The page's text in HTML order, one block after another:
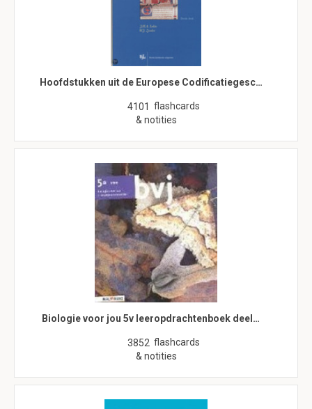
Hoofdstukken uit de Europese Codificatiegesc…
4101 flashcards
& notities
Biologie voor jou 5v leeropdrachtenboek deel…
3852 flashcards
& notities